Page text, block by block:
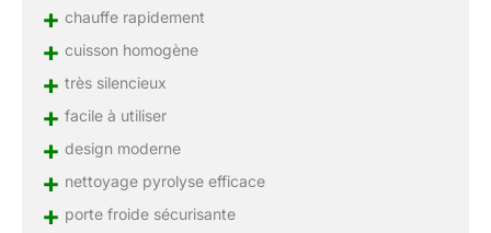
+ chauffe rapidement
+ cuisson homogène
+ très silencieux
+ facile à utiliser
+ design moderne
+ nettoyage pyrolyse efficace
+ porte froide sécurisante